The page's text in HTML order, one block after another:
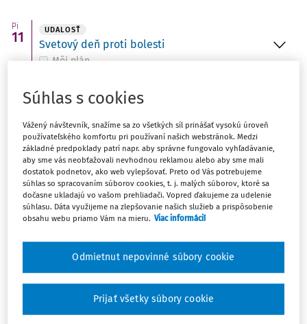
Pi
11 UDALOSŤ
Svetový deň proti bolesti
Môj plán
15
Do 15. 10. - Ministerstvo školstva zverejní na
svojom webovom sídle termíny konania
prijímacích skúšok
Môj plán
UDALOSŤ
Môj plán
UDALOSŤ
VÚDPaP: Kto z koho – ako udržať hranice
Môj plán
Súhlas s cookies
Vážený návštevník, snažíme sa zo všetkých síl prinášať vysokú úroveň
používateľského komfortu pri používaní našich webstránok. Medzi
základné predpoklady patrí napr. aby správne fungovalo vyhľadávanie,
aby sme vás neobťažovali nevhodnou reklamou alebo aby sme mali
dostatok podnetov, ako web vylepšovať. Preto od Vás potrebujeme
súhlas so spracovaním súborov cookies, t. j. malých súborov, ktoré sa
dočasne ukladajú vo vašom prehliadači. Vopred ďakujeme za udelenie
súhlasu. Dáta využijeme na zlepšovanie našich služieb a prispôsobenie
obsahu webu priamo Vám na mieru. Viac informácií
Odmietnut nepovinné súbory cookie
Prijať všetky súbory cookie